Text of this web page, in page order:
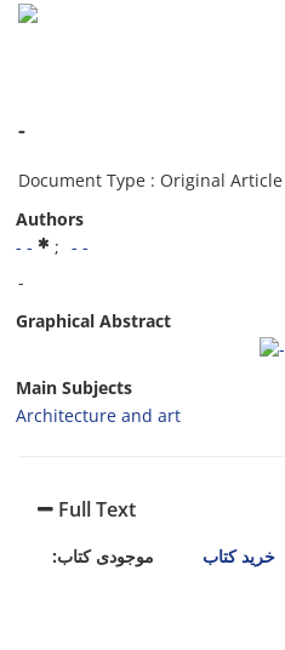
-
Document Type : Original Article
Authors
- -
- -
-
Graphical Abstract
Main Subjects
Architecture and art
Full Text
خرید کتاب
موجودی کتاب: